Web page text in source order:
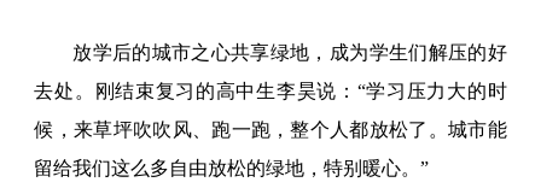
放学后的城市之心共享绿地，成为学生们解压的好
去处。刚结束复习的高中生李昊说：“学习压力大的时
候，来草坪吹吹风、跑一跑，整个人都放松了。城市能
留给我们这么多自由放松的绿地，特别暖心。”